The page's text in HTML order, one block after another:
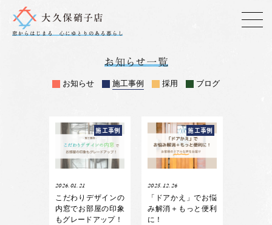
施工事例
2026.01.21
こだわりデザインの
内窓でお部屋の印象
もグレードアップ！
施工事例
2025.12.26
「ドアかえ」でお悩
み解消＋もっと便利
に！
お知らせ 施工事例 採用 ブログ